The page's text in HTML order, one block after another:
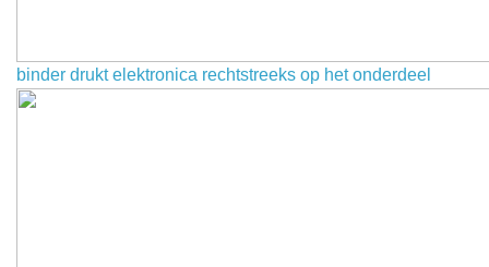
binder drukt elektronica rechtstreeks op het onderdeel